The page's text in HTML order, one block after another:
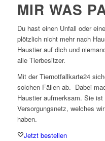
MIR WAS
Du hast einen Unfall oder
plötzlich nicht mehr nach
Haustier auf dich und
alle Tierbesitzer.
Mit der Tiernotfallkarte24
solchen Fällen ab. Dabei
Haustier aufmerksam. Sie
Versorgungsnetz, welches
haben.
Jetzt bestellen